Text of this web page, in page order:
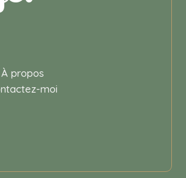
À propos
moi